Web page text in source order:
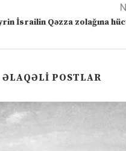
İsrailin Qəzza zolağına
ƏLAQƏLI POSTLAR